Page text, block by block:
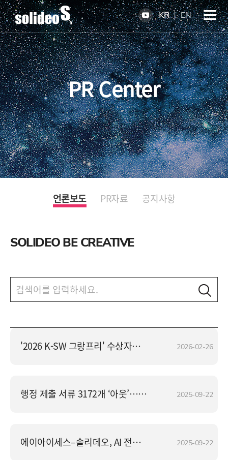
KR EN
PR Center
언론보도 PR자료 공지사항
SOLIDEO BE CREATIVE
'2026 K-SW 그랑프리' 수상자에 김숙희 솔리데오 대표 2026-02-26
행정 제출 서류 3172개 ‘아웃’… 국민편의·환경 ‘업’ 비용 ‘다운’ 2025-09-22
에이아이세스–솔리데오, AI 전략 협력 맞손 2025-09-22